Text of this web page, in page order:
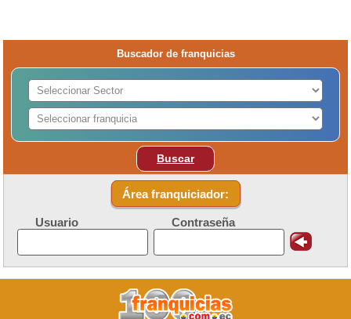
Buscador de franquicias
Buscar
Área franquiciador:
Usuario Contraseña